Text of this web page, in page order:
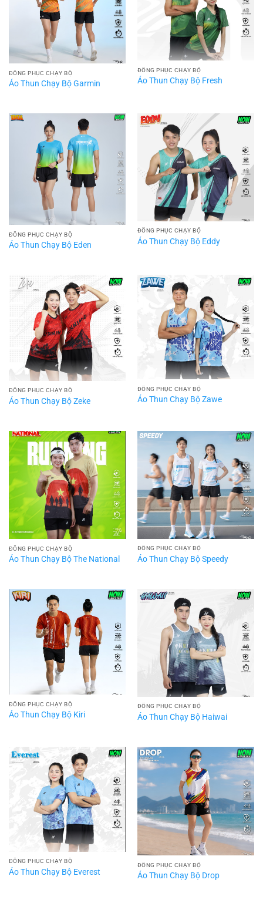
ĐỒNG PHỤC CHẠY BỘ
Áo Thun Chạy Bộ Garmin
ĐỒNG PHỤC CHẠY BỘ
Áo Thun Chạy Bộ Fresh
ĐỒNG PHỤC CHẠY BỘ
Áo Thun Chạy Bộ Eden
ĐỒNG PHỤC CHẠY BỘ
Áo Thun Chạy Bộ Eddy
ĐỒNG PHỤC CHẠY BỘ
Áo Thun Chạy Bộ Zeke
ĐỒNG PHỤC CHẠY BỘ
Áo Thun Chạy Bộ Zawe
ĐỒNG PHỤC CHẠY BỘ
Áo Thun Chạy Bộ The National
ĐỒNG PHỤC CHẠY BỘ
Áo Thun Chạy Bộ Speedy
ĐỒNG PHỤC CHẠY BỘ
Áo Thun Chạy Bộ Kiri
ĐỒNG PHỤC CHẠY BỘ
Áo Thun Chạy Bộ Haiwai
ĐỒNG PHỤC CHẠY BỘ
Áo Thun Chạy Bộ Everest
ĐỒNG PHỤC CHẠY BỘ
Áo Thun Chạy Bộ Drop